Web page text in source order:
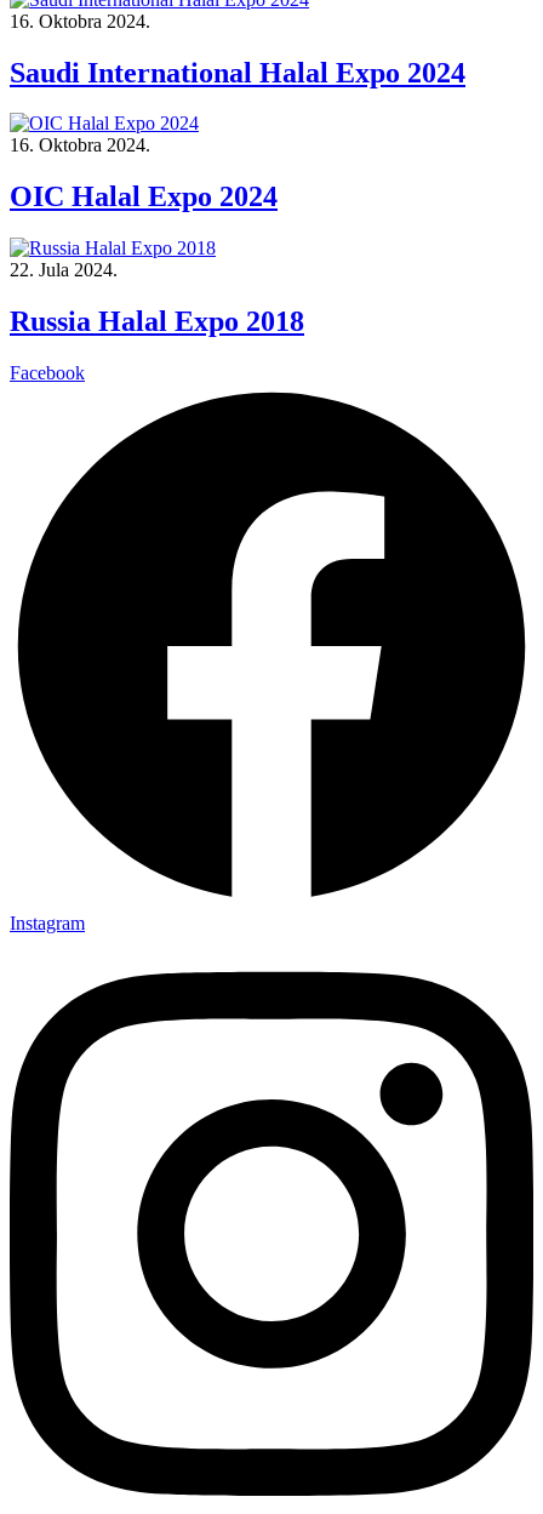
16. Oktobra 2024.
Saudi International Halal Expo 2024
16. Oktobra 2024.
OIC Halal Expo 2024
22. Jula 2024.
Russia Halal Expo 2018
Facebook
Instagram